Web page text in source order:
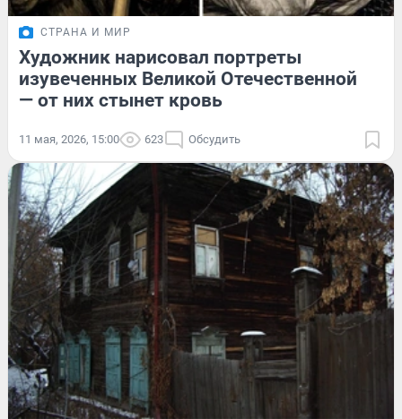
СТРАНА И МИР
Художник нарисовал портреты
изувеченных Великой Отечественной
— от них стынет кровь
11 мая, 2026, 15:00 623 Обсудить